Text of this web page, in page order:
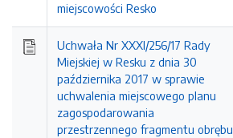
miejscowości Resko
Uchwała Nr XXXI/256/17 Rady
Miejskiej w Resku z dnia 30
października 2017 w sprawie
uchwalenia miejscowego planu
zagospodarowania
przestrzennego fragmentu obrębu